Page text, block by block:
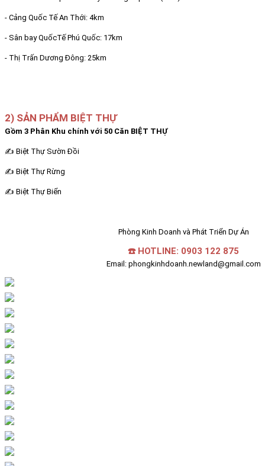
- Cảng Quốc Tế An Thới: 4km
- Sân bay QuốcTế Phú Quốc: 17km
- Thị Trấn Dương Đông: 25km
2) SẢN PHẨM BIỆT THỰ
Gồm 3 Phân Khu chính với 50 Căn BIỆT THỰ
✍ Biệt Thự Sườn Đồi
✍ Biệt Thự Rừng
✍ Biệt Thự Biển
Phòng Kinh Doanh và Phát Triển Dự Án
☎️ HOTLINE: 0903 122 875
Email: phongkinhdoanh.newland@gmail.com